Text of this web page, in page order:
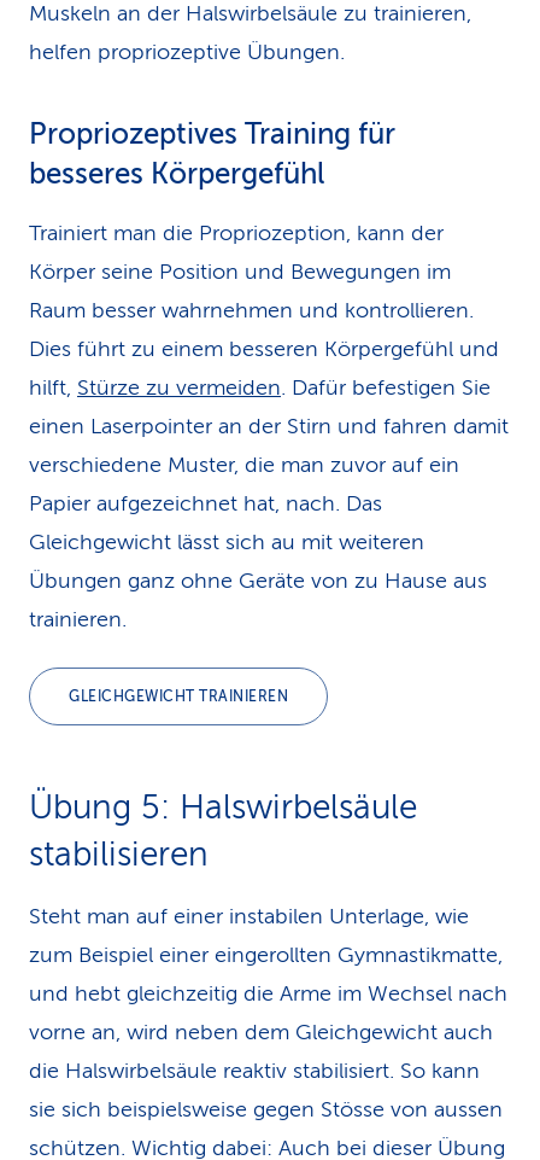
Muskeln an der Halswirbelsäule zu trainieren,
helfen propriozeptive Übungen.
Propriozeptives Training für
besseres Körpergefühl
Trainiert man die Propriozeption, kann der
Körper seine Position und Bewegungen im
Raum besser wahrnehmen und kontrollieren.
Dies führt zu einem besseren Körpergefühl und
hilft, Stürze zu vermeiden. Dafür befestigen Sie
einen Laserpointer an der Stirn und fahren damit
verschiedene Muster, die man zuvor auf ein
Papier aufgezeichnet hat, nach. Das
Gleichgewicht lässt sich au mit weiteren
Übungen ganz ohne Geräte von zu Hause aus
trainieren.
GLEICHGEWICHT TRAINIEREN
Übung 5: Hals­wirbel­säule
stabilisieren
Steht man auf einer instabilen Unterlage, wie
zum Beispiel einer eingerollten Gymnastikmatte,
und hebt gleichzeitig die Arme im Wechsel nach
vorne an, wird neben dem Gleichgewicht auch
die Halswirbelsäule reaktiv stabilisiert. So kann
sie sich beispielsweise gegen Stösse von aussen
schützen. Wichtig dabei: Auch bei dieser Übung